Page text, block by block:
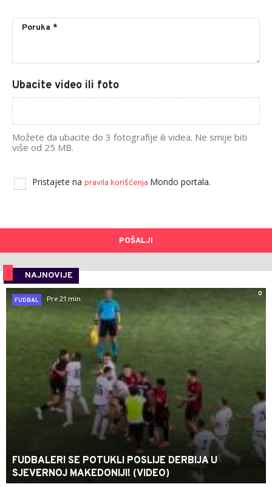
Ubacite video ili foto
Možete da ubacite do 3 fotografije ili videa. Ne smije biti
više od 25 MB.
Pristajete na pravila korišćenja Mondo portala.
POŠALJI
NAJNOVIJE
0
FUDBAL
Pre 21 min
FUDBALERI SE POTUKLI POSLIJE DERBIJA U
SJEVERNOJ MAKEDONIJI! (VIDEO)